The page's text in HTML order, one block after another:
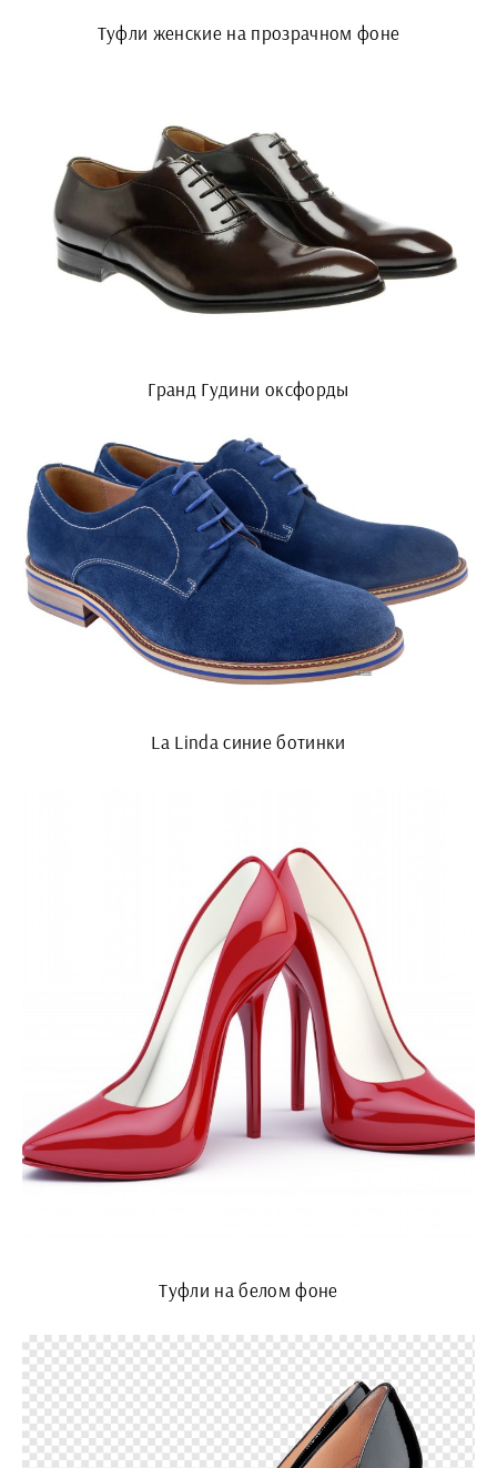
Туфли женские на прозрачном фоне
Гранд Гудини оксфорды
La Linda синие ботинки
Туфли на белом фоне